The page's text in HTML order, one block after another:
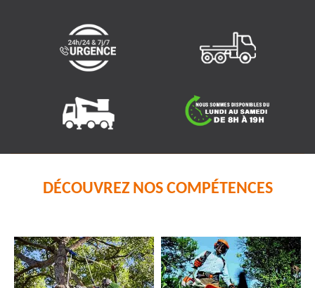
DÉCOUVREZ NOS COMPÉTENCES